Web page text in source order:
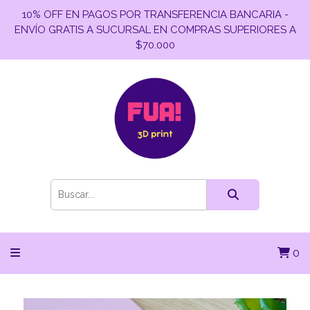
10% OFF EN PAGOS POR TRANSFERENCIA BANCARIA -
ENVÍO GRATIS A SUCURSAL EN COMPRAS SUPERIORES A
$70.000
0